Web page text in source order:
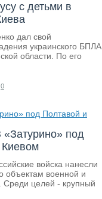
с детьми в
дал свой
украинского БПЛА
области. По его
0
под
войска нанесли
объектам военной и
Среди целей - крупный